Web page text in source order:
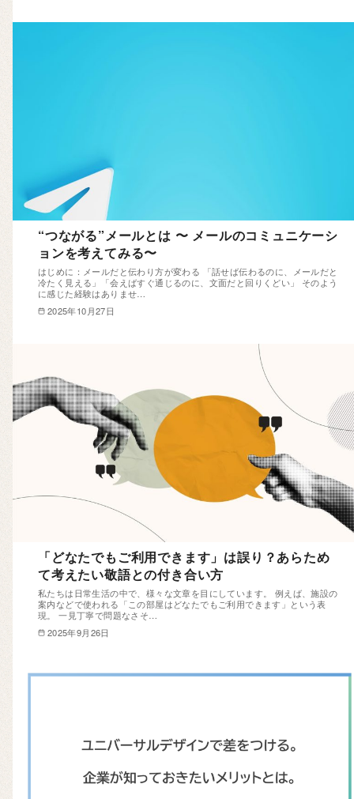
“つながる”メールとは 〜 メールのコミュニケーシ
ョンを考えてみる〜
はじめに：メールだと伝わり方が変わる 「話せば伝わるのに、メールだと
冷たく見える」「会えばすぐ通じるのに、文面だと回りくどい」 そのよう
に感じた経験はありませ…
2025年10月27日
「どなたでもご利用できます」は誤り？あらため
て考えたい敬語との付き合い方
私たちは日常生活の中で、様々な文章を目にしています。 例えば、施設の
案内などで使われる「この部屋はどなたでもご利用できます」という表
現。 一見丁寧で問題なさそ…
2025年9月26日